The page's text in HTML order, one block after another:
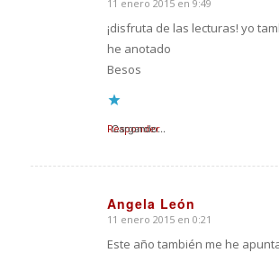
Dice:
11 enero 2015 en 9:49
¡disfruta de las lecturas! yo
he anotado
Besos
Cargando...
Responder
Angela León
Dice:
11 enero 2015 en 0:21
Este año también me he